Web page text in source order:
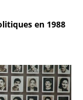
en 1988